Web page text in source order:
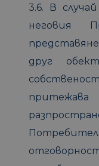
3.6. В
неговия
друг